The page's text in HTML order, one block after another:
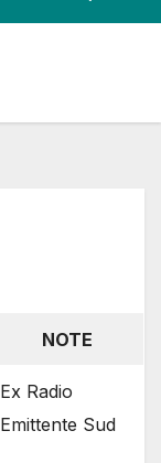
NOTE
Ex Radio
Emittente Sud